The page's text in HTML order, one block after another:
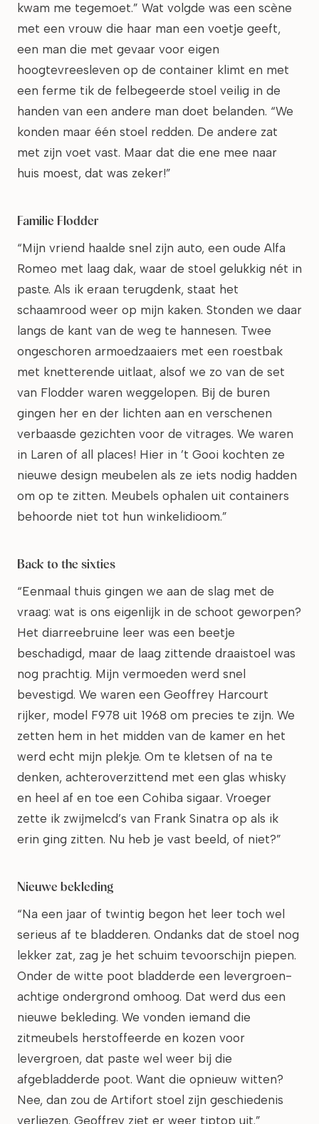
kwam me tegemoet.” Wat volgde was een scène
met een vrouw die haar man een voetje geeft,
een man die met gevaar voor eigen
hoogtevreesleven op de container klimt en met
een ferme tik de felbegeerde stoel veilig in de
handen van een andere man doet belanden. “We
konden maar één stoel redden. De andere zat
met zijn voet vast. Maar dat die ene mee naar
huis moest, dat was zeker!”
Familie Flodder
“Mijn vriend haalde snel zijn auto, een oude Alfa
Romeo met laag dak, waar de stoel gelukkig nét in
paste. Als ik eraan terugdenk, staat het
schaamrood weer op mijn kaken. Stonden we daar
langs de kant van de weg te hannesen. Twee
ongeschoren armoedzaaiers met een roestbak
met knetterende uitlaat, alsof we zo van de set
van Flodder waren weggelopen. Bij de buren
gingen her en der lichten aan en verschenen
verbaasde gezichten voor de vitrages. We waren
in Laren of all places! Hier in ’t Gooi kochten ze
nieuwe design meubelen als ze iets nodig hadden
om op te zitten. Meubels ophalen uit containers
behoorde niet tot hun winkelidioom.”
Back to the sixties
“Eenmaal thuis gingen we aan de slag met de
vraag: wat is ons eigenlijk in de schoot geworpen?
Het diarreebruine leer was een beetje
beschadigd, maar de laag zittende draaistoel was
nog prachtig. Mijn vermoeden werd snel
bevestigd. We waren een Geoffrey Harcourt
rijker, model F978 uit 1968 om precies te zijn. We
zetten hem in het midden van de kamer en het
werd echt mijn plekje. Om te kletsen of na te
denken, achteroverzittend met een glas whisky
en heel af en toe een Cohiba sigaar. Vroeger
zette ik zwijmelcd’s van Frank Sinatra op als ik
erin ging zitten. Nu heb je vast beeld, of niet?”
Nieuwe bekleding
“Na een jaar of twintig begon het leer toch wel
serieus af te bladderen. Ondanks dat de stoel nog
lekker zat, zag je het schuim tevoorschijn piepen.
Onder de witte poot bladderde een levergroen-
achtige ondergrond omhoog. Dat werd dus een
nieuwe bekleding. We vonden iemand die
zitmeubels herstoffeerde en kozen voor
levergroen, dat paste wel weer bij die
afgebladderde poot. Want die opnieuw witten?
Nee, dan zou de Artifort stoel zijn geschiedenis
verliezen. Geoffrey ziet er weer tiptop uit.”